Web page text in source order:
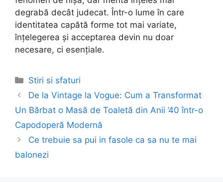
degrabă decât judecat. Într-o lume în care
identitatea capătă forme tot mai variate,
înțelegerea și acceptarea devin nu doar
necesare, ci esențiale.
Categories
Stiri si sfaturi
Post
navigation
De la Vintage la Vogue: Cum a Transformat
Un Bărbat o Masă de Toaletă din Anii ’40 într-o
Capodoperă Modernă
Ce trebuie sa pui in fasole ca sa nu te mai
balonezi